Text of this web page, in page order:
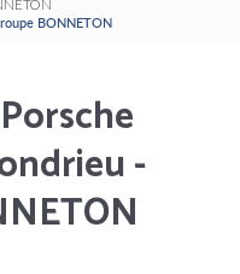
BONNETON
-